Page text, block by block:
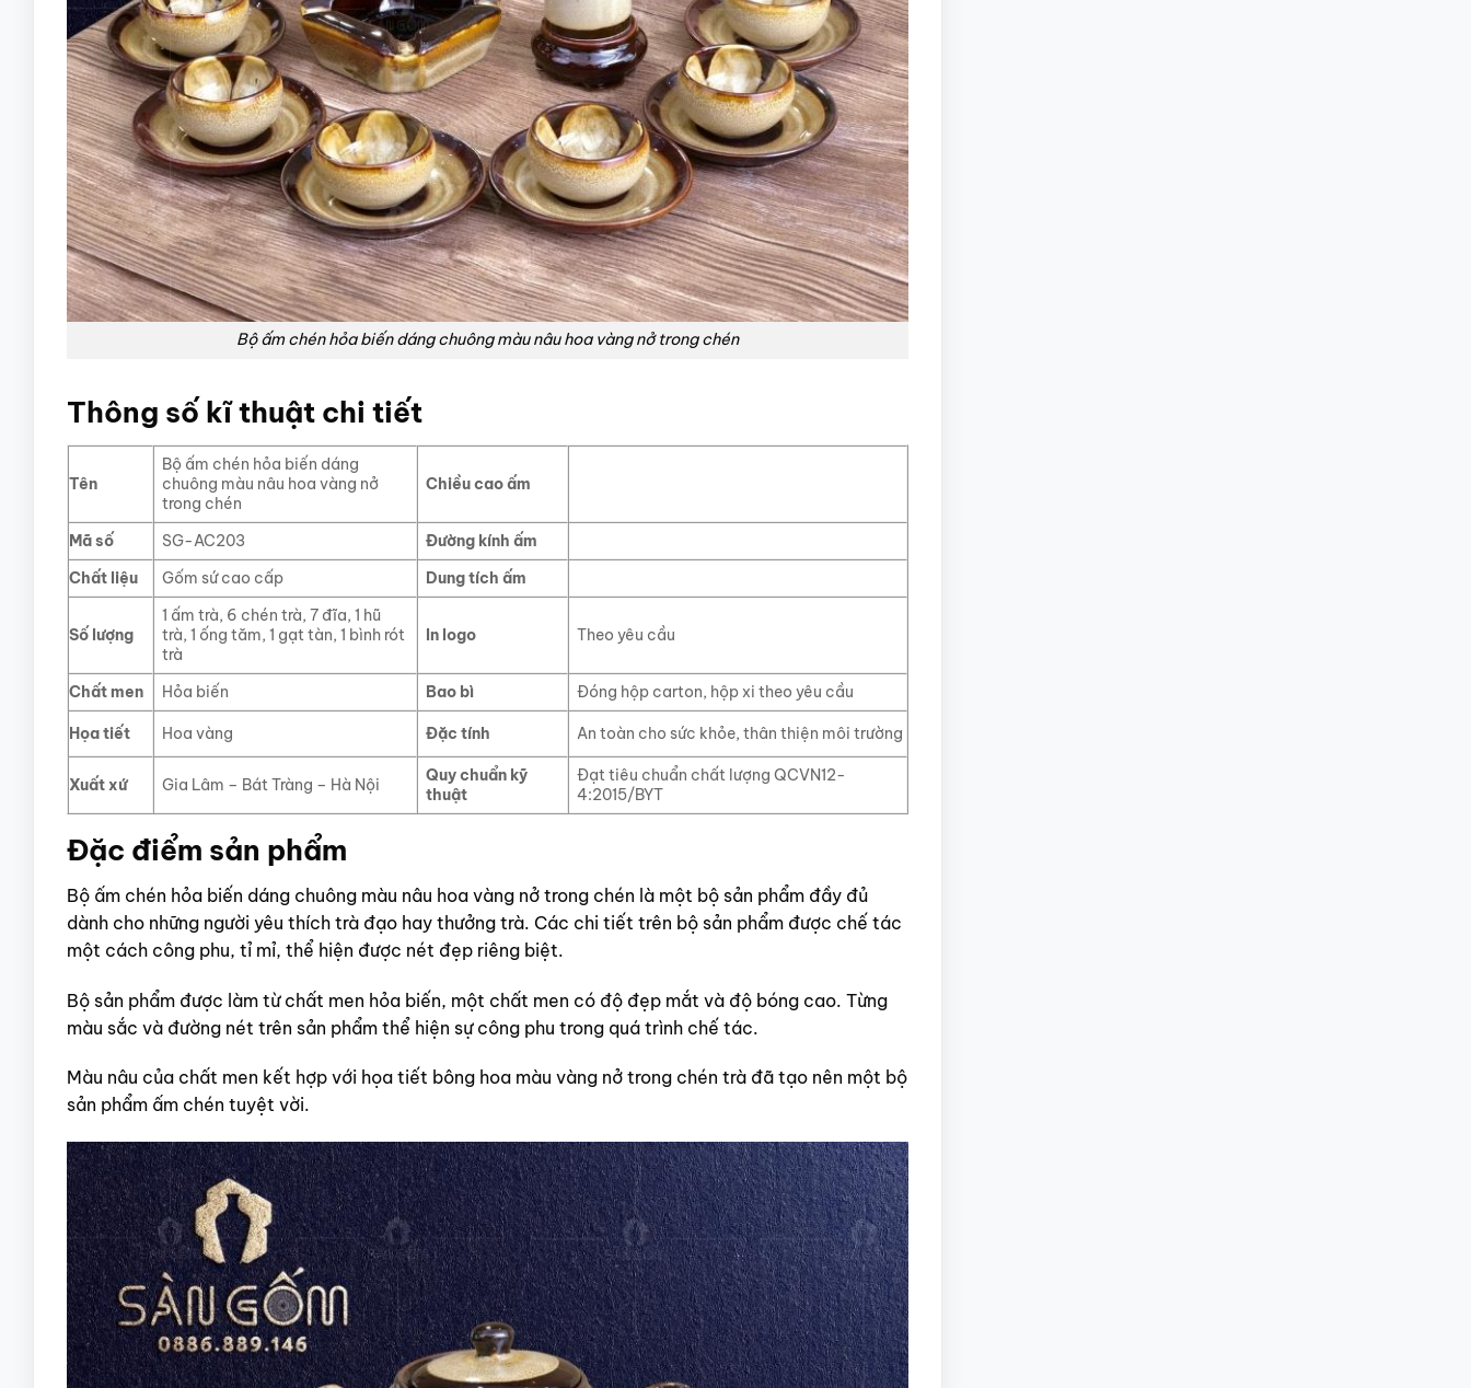
Bộ ấm chén hỏa biến dáng chuông màu nâu hoa vàng nở trong chén
Thông số kĩ thuật chi tiết
Tên
Bộ ấm chén hỏa biến dáng
chuông màu nâu hoa vàng nở
trong chén
Chiều cao ấm
Mã số SG-AC203
Đường kính ấm
Chất liệu
Gốm sứ cao cấp Dung tích ấm
Số lượng
1 ấm trà, 6 chén trà, 7 đĩa, 1 hũ
trà, 1 ống tăm, 1 gạt tàn, 1 bình rót
trà
In logo Theo yêu cầu
Chất men Hỏa biến Bao bì Đóng hộp carton, hộp xi theo yêu cầu
Họa tiết Hoa vàng Đặc tính An toàn cho sức khỏe, thân thiện môi trường
Xuất xứ Gia Lâm – Bát Tràng – Hà Nội
Quy chuẩn kỹ
thuật
Đạt tiêu chuẩn chất lượng QCVN12-
4:2015/BYT
Đặc điểm sản phẩm
Bộ ấm chén hỏa biến dáng chuông màu nâu hoa vàng nở trong chén là một bộ sản phẩm đầy đủ
dành cho những người yêu thích trà đạo hay thưởng trà. Các chi tiết trên bộ sản phẩm được chế tác
một cách công phu, tỉ mỉ, thể hiện được nét đẹp riêng biệt.
Bộ sản phẩm được làm từ chất men hỏa biến, một chất men có độ đẹp mắt và độ bóng cao. Từng
màu sắc và đường nét trên sản phẩm thể hiện sự công phu trong quá trình chế tác.
Màu nâu của chất men kết hợp với họa tiết bông hoa màu vàng nở trong chén trà đã tạo nên một bộ
sản phẩm ấm chén tuyệt vời.